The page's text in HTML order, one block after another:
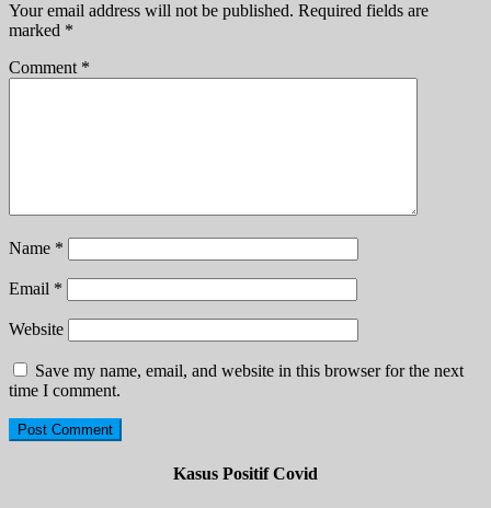
Your email address will not be published. Required fields are
marked *
Comment *
Name *
Email *
Website
Save my name, email, and website in this browser for the next
time I comment.
Kasus Positif Covid